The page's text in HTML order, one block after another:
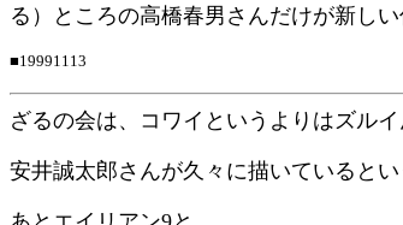
る）ところの高橋春男さんだけが新し
■19991113
ざるの会は、コワイというよりはズルイ
安井誠太郎さんが久々に描いていると